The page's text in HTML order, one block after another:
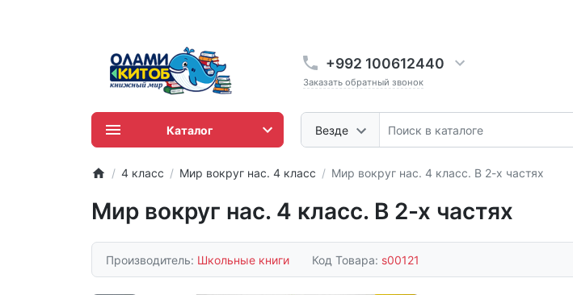
+992 100612440
Заказать обратный звонок
Везде
Каталог
4 класс Мир вокруг нас. 4 класс Мир вокруг нас. 4 класс. В 2-х частях
Мир вокруг нас. 4 класс. В 2-х частях
Производитель: Школьные книги Код Товара: s00121